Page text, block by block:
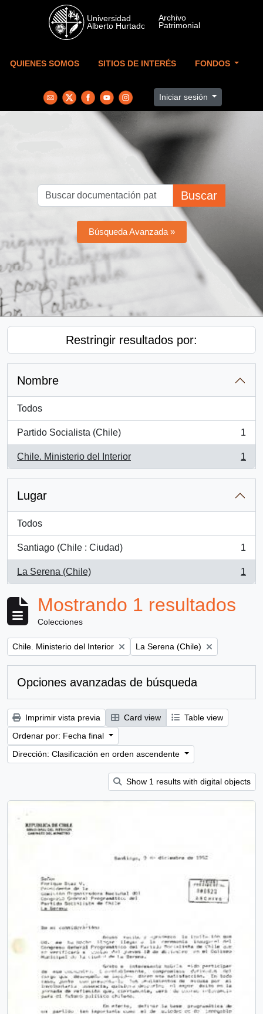
Skip to main content
QUIENES SOMOS SITIOS DE INTERÉS FONDOS
Iniciar sesión
Buscar
Búsqueda Avanzada »
Restringir resultados por:
Nombre
Todos
Partido Socialista (Chile)
, 1 resultados
1
Chile. Ministerio del Interior
, 1 resultados
1
Lugar
Todos
Santiago (Chile : Ciudad)
, 1 resultados
1
La Serena (Chile)
, 1 resultados
1
Mostrando 1 resultados
Colecciones
Remove filter:
Chile. Ministerio del Interior Remove filter:
La Serena (Chile)
Opciones avanzadas de búsqueda
Imprimir vista previa Card view
Table view
Ordenar por: Fecha final
Dirección: Clasificación en orden ascendente
Show 1 results with digital objects